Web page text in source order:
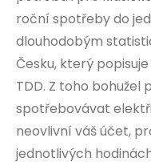
roční spotřeby do
dlouhodobým
Česku, který
TDD. Z toho bohužel
spotřebovávat
neovlivní váš účet,
jednotlivých